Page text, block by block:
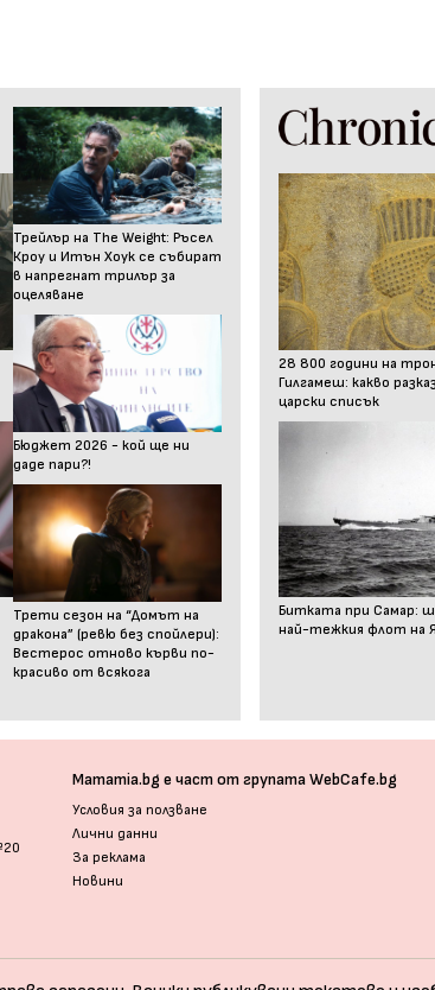
Трейлър на The Weight: Ръсел
Кроу и Итън Хоук се събират
в напрегнат трилър за
оцеляване
Бюджет 2026 - кой ще ни
даде пари?!
Трети сезон на “Домът на
дракона” (ревю без спойлери):
Вестерос отново кърви по-
красиво от всякога
28 800 години на
Гилгамеш: какво
царски списък
Битката при Самар:
най-тежкия флот на
Mamamia.bg е част от групата WebCafe.bg
Условия за ползване
Лични данни
За реклама
Новини